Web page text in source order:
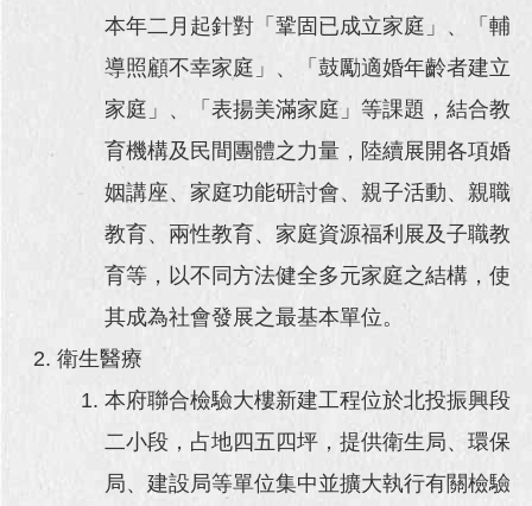
本年二月起針對「鞏固已成立家庭」、「輔
導照顧不幸家庭」、「鼓勵適婚年齡者建立
家庭」、「表揚美滿家庭」等課題，結合教
育機構及民間團體之力量，陸續展開各項婚
姻講座、家庭功能研討會、親子活動、親職
教育、兩性教育、家庭資源福利展及子職教
育等，以不同方法健全多元家庭之結構，使
其成為社會發展之最基本單位。
衛生醫療
本府聯合檢驗大樓新建工程位於北投振興段
二小段，占地四五四坪，提供衛生局、環保
局、建設局等單位集中並擴大執行有關檢驗